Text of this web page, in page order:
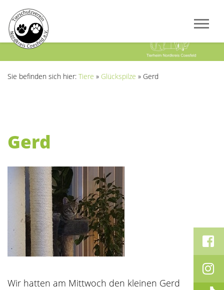
Sie befinden sich hier: Tiere » Glückspilze » Gerd
Gerd
Wir hatten am Mittwoch den kleinen Gerd